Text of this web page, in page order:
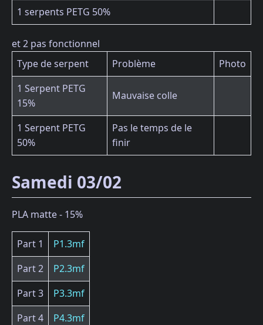
1 serpents PETG 50%
et 2 pas fonctionnel
Type de serpent
Problème
Photo
1 Serpent PETG
15%
Mauvaise colle
1 Serpent PETG
50%
Pas le temps de le
finir
Samedi 03/02
PLA matte - 15%
Part 1
P1.3mf
Part 2
P2.3mf
Part 3
P3.3mf
Part 4
P4.3mf